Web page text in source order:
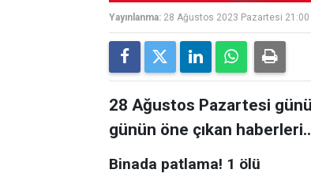
Yayınlanma: 28 Ağustos 2023 Pazartesi 21:00
28 Ağustos Pazartesi
günün öne çıkan
Binada patlama! 1 ölü